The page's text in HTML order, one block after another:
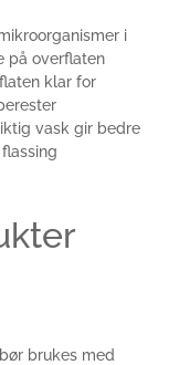
i
på overflaten
klar for
vask gir bedre
brukes med